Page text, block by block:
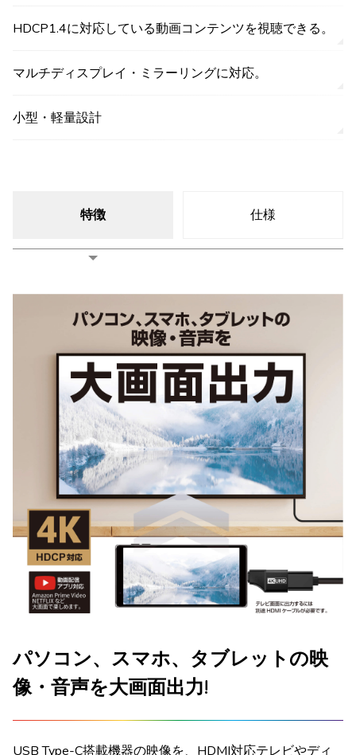
HDCP1.4に対応している動画コンテンツを視聴できる。
マルチディスプレイ・ミラーリングに対応。
小型・軽量設計
特徴 仕様
パソコン、スマホ、タブレットの映
像・音声を大画面出力!
USB Type-C搭載機器の映像を、HDMI対応テレビやディ